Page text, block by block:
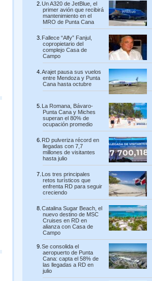
Un A320 de JetBlue, el
primer avión que recibirá
mantenimiento en el
MRO de Punta Cana
Fallece “Alfy” Fanjul,
copropietario del
complejo Casa de
Campo
Arajet pausa sus vuelos
entre Mendoza y Punta
Cana hasta octubre
La Romana, Bávaro-
Punta Cana y Miches
superan el 80% de
ocupación promedio
RD pulveriza récord en
llegadas con 7,7
millones de visitantes
hasta julio
Los tres principales
retos turísticos que
enfrenta RD para seguir
creciendo
Catalina Sugar Beach, el
nuevo destino de MSC
Cruises en RD en
alianza con Casa de
Campo
Se consolida el
aeropuerto de Punta
Cana: capta el 58% de
las llegadas a RD en
julio